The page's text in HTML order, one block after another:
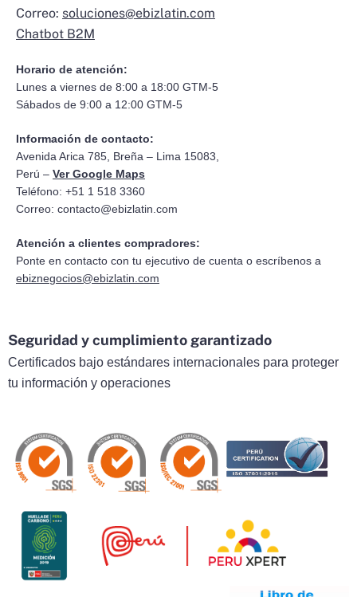
Correo: soluciones@ebizlatin.com
Chatbot B2M
Horario de atención:
Lunes a viernes de 8:00 a 18:00 GTM-5
Sábados de 9:00 a 12:00 GTM-5
Información de contacto:
Avenida Arica 785, Breña – Lima 15083,
Perú – Ver Google Maps
Teléfono: +51 1 518 3360
Correo: contacto@ebizlatin.com
Atención a clientes compradores:
Ponte en contacto con tu ejecutivo de cuenta o escríbenos a
ebiznegocios@ebizlatin.com
Seguridad y cumplimiento garantizado
Certificados bajo estándares internacionales para proteger
tu información y operaciones